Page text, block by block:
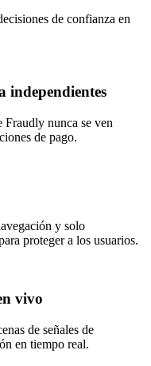
de confianza en
independientes
Fraudly nunca se ven
de pago.
y solo
proteger a los usuarios.
vivo
de señales de
en tiempo real.